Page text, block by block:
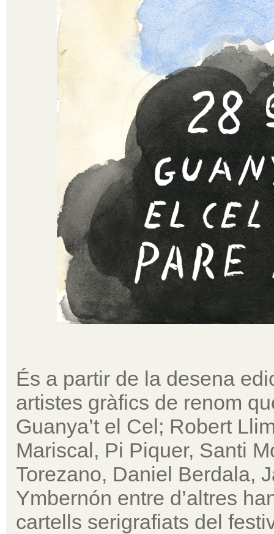
És a partir de la desena
artistes gràfics de renom
Guanya’t el Cel; Robert
Mariscal, Pi Piquer, Santi
Torezano, Daniel Berdala,
Ymbernón entre d’altres
cartells serigrafiats del